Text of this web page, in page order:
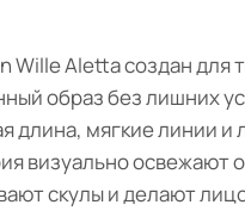
Wille Aletta создан для
образ без лишних
длина, мягкие линии и
визуально освежают
скулы и делают